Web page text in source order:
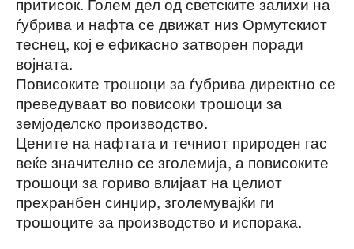
ѓубрива и нафта се движат низ Ормутскиот
теснец, кој е ефикасно затворен поради
војната.
Повисоките трошоци за ѓубрива директно се
преведуваат во повисоки трошоци за
земјоделско производство.
Цените на нафтата и течниот природен гас
веќе значително се зголемија, а повисоките
трошоци за гориво влијаат на целиот
прехранбен синџир, зголемувајќи ги
трошоците за производство и испорака.